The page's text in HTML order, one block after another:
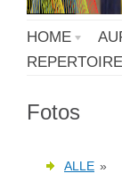
HOME
REPERTOIRE
Fotos
ALLE »